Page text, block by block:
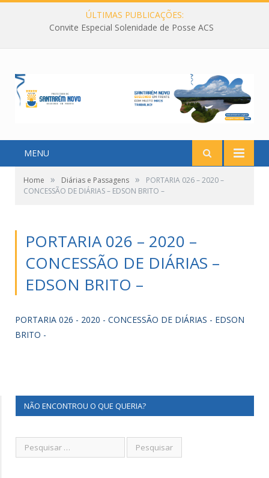
ÚLTIMAS PUBLICAÇÕES:
Convite Especial Solenidade de Posse ACS
MENU
Home » Diárias e Passagens »
PORTARIA 026 – 2020 –
CONCESSÃO DE DIÁRIAS – EDSON BRITO –
PORTARIA 026 – 2020 –
CONCESSÃO DE DIÁRIAS –
EDSON BRITO –
PORTARIA 026 - 2020 - CONCESSÃO DE DIÁRIAS - EDSON
BRITO -
NÃO ENCONTROU O QUE QUERIA?